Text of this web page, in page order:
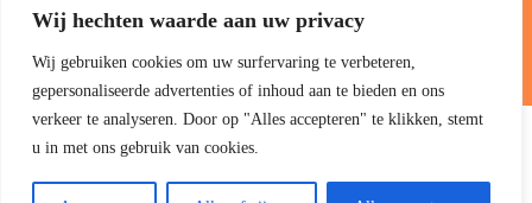
Wij hechten waarde aan uw privacy
Wij gebruiken cookies om uw surfervaring te verbeteren,
gepersonaliseerde advertenties of inhoud aan te bieden en ons
verkeer te analyseren. Door op "Alles accepteren" te klikken, stemt
u in met ons gebruik van cookies.
zon; gesloten
Copyright 2026 Jolini hair & beauty boutique -Best4u Group
B.V.